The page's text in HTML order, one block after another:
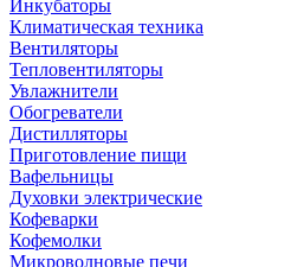
Инкубаторы
Климатическая техника
Вентиляторы
Тепловентиляторы
Увлажнители
Обогреватели
Дистилляторы
Приготовление пищи
Вафельницы
Духовки электрические
Кофеварки
Кофемолки
Микроволновые печи